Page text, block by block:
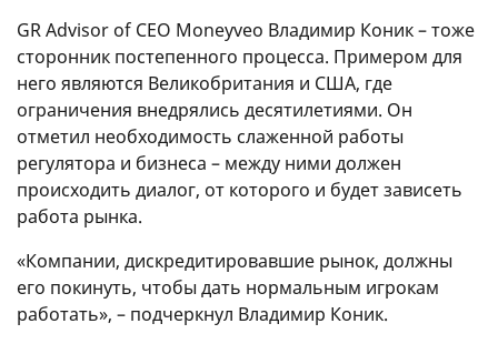
GR Advisor of CEO Moneyveo Владимир Коник – тоже
сторонник постепенного процесса. Примером для
него являются Великобритания и США, где
ограничения внедрялись десятилетиями. Он
отметил необходимость слаженной работы
регулятора и бизнеса – между ними должен
происходить диалог, от которого и будет зависеть
работа рынка.
«Компании, дискредитировавшие рынок, должны
его покинуть, чтобы дать нормальным игрокам
работать», – подчеркнул Владимир Коник.